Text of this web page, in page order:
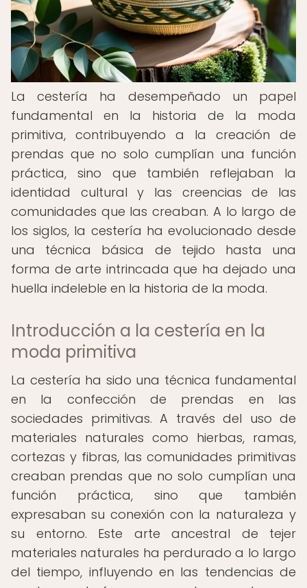
La cestería ha desempeñado un papel
fundamental en la historia de la moda
primitiva, contribuyendo a la creación de
prendas que no solo cumplían una función
práctica, sino que también reflejaban la
identidad cultural y las creencias de las
comunidades que las creaban. A lo largo de
los siglos, la cestería ha evolucionado desde
una técnica básica de tejido hasta una
forma de arte intrincada que ha dejado una
huella indeleble en la historia de la moda.
Introducción a la cestería en la
moda primitiva
La cestería ha sido una técnica fundamental
en la confección de prendas en las
sociedades primitivas. A través del uso de
materiales naturales como hierbas, ramas,
cortezas y fibras, las comunidades primitivas
creaban prendas que no solo cumplían una
función práctica, sino que también
expresaban su conexión con la naturaleza y
su entorno. Este arte ancestral de tejer
materiales naturales ha perdurado a lo largo
del tiempo, influyendo en las tendencias de